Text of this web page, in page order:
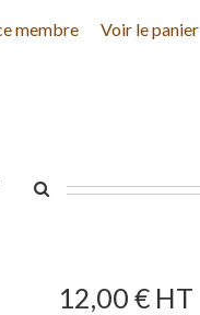
membre Voir le panier
12,00 € HT